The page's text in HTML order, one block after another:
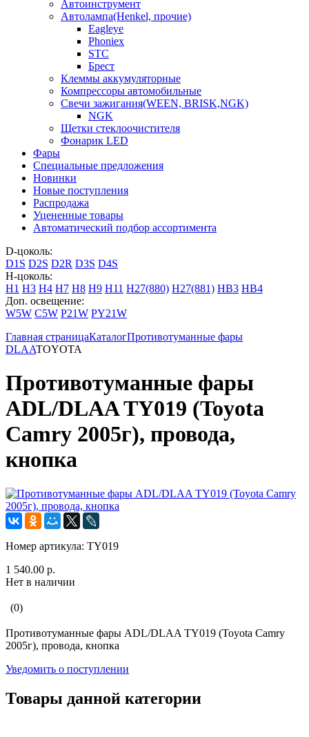
Автоинструмент
Автолампа(Henkel, прочие)
Eagleye
Phoniex
STC
Брест
Клеммы аккумуляторные
Компрессоры автомобильные
Свечи зажигания(WEEN, BRISK,NGK)
NGK
Щетки стеклоочистителя
Фонарик LED
Фары
Специальные предложения
Новинки
Новые поступления
Распродажа
Уцененные товары
Автоматический подбор ассортимента
D-цоколь:
D1S D2S D2R D3S D4S
H-цоколь:
H1 H3 H4 H7 H8 H9 H11 H27(880) H27(881) HB3 HB4
Доп. освещение:
W5W C5W P21W PY21W
Главная страницаКаталогПротивотуманные фары
DLAATOYOTA
Противотуманные фары
ADL/DLAA TY019 (Toyota
Camry 2005г), провода,
кнопка
Номер артикула: TY019
1 540.00 р.
Нет в наличии
(0)
Противотуманные фары ADL/DLAA TY019 (Toyota Camry
2005г), провода, кнопка
Уведомить о поступлении
Товары данной категории